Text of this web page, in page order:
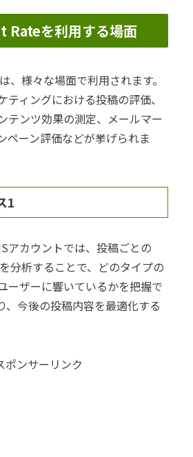
Rateを利用する場面
、様々な場面で利用されます。
ティングにおける投稿の評価、
テンツ効果の測定、メールマー
ペーン評価などが挙げられま
1
アカウントでは、投稿ごとの
分析することで、どのタイプの
ーザーに響いているかを把握で
、今後の投稿内容を最適化する
ポンサーリンク